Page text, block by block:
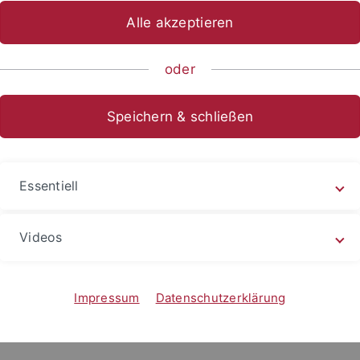
Krisenerfahrungen - TüFoRK
Jahresthema 2025/2026
in Bildung und
Alle akzeptieren
oder
Speichern & schließen
Essentiell
Videos
Impressum Datenschutzerklärung